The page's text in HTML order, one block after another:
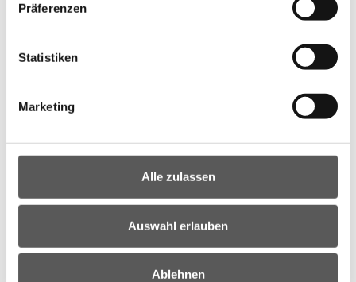
Präferenzen
Statistiken
Marketing
Alle zulassen
Auswahl erlauben
Ablehnen
Schulmappe herunterladen
Eines der letzten regelmäßigen Brutvorkommen der
Zwergohreule in Österreich befindet sich im
Südburgenländischen Hügelland. Die Zwergohreule
steht auf der Roten Liste der „stark
gefährdeten“ Lebewesen und ist unmittelbar vom